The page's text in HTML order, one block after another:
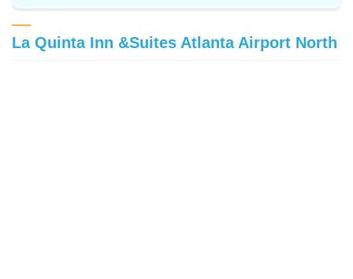
La Quinta Inn &Suites Atlanta Airport North